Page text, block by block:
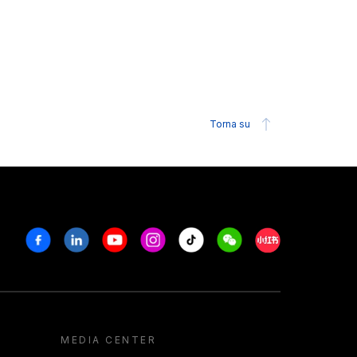
Torna su
FacebookLinkedinYoutubeInstagram
Tiktok WeechatXiaohongshu/
MEDIA CENTER